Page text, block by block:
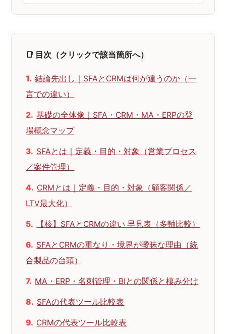
📑 目次（クリックで該当箇所へ）
結論先出し｜SFAとCRMは何が違うのか（一
言での違い）
基礎の全体像｜SFA・CRM・MA・ERPの登
場概念マップ
SFAとは｜定義・目的・対象（営業プロセス
／案件管理）
CRMとは｜定義・目的・対象（顧客関係／
LTV最大化）
【核】SFAとCRMの違い 早見表（多軸比較）
SFAとCRMの重なり・境界が曖昧な理由（統
合製品の台頭）
MA・ERP・名刺管理・BIとの関係と棲み分け
SFAの代表ツール比較表
CRMの代表ツール比較表